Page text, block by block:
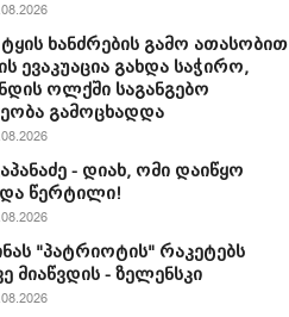
ტყის ხანძრების გამო ათასობით
ევაკუაცია გახდა საჭირო,
ოლქში საგანგებო
გამოცხადდა
- დიახ, ომი დაიწყო
წერტილი!
"პატრიოტის" რაკეტებს
მიაწვდის - ზელენსკი